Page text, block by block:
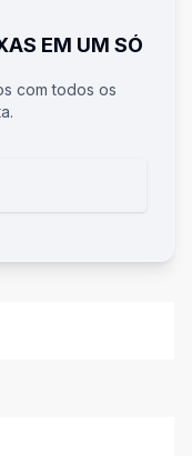
EM UM SÓ
com todos os